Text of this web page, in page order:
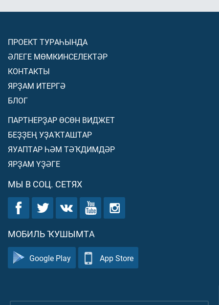
ПРОЕКТ ТУРАҺЫНДА
ӘЛЕГЕ МӨМКИНСЕЛЕКТӘР
КОНТАКТЫ
ЯРҘАМ ИТЕРГӘ
БЛОГ
ПАРТНЕРҘАР ӨСӨН ВИДЖЕТ
БЕҘҘЕҢ УҘАҠТАШТАР
ЯУАПТАР ҺӘМ ТӘҠДИМДӘР
ЯРҘАМ ҮҘӘГЕ
МЫ В СОЦ. СЕТЯХ
МОБИЛЬ ҠУШЫМТА
Google Play App Store